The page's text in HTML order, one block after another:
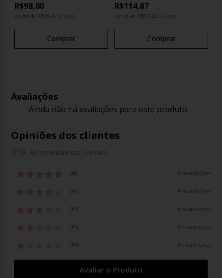
R$98,80
até 6x de R$16,47s/ juros
Comprar
R$114,87
até 7x de R$17,23 c/ juros
Comprar
Avaliações
Ainda não há avaliações para este produto.
Opiniões dos clientes
Recomendam este produto
0% 0 avaliações
0% 0 avaliações
0% 0 avaliações
0% 0 avaliações
0% 0 avaliações
Avaliar o Produto